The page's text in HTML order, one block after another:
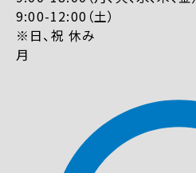
9:00-12:00（土）
※日、祝 休み
月